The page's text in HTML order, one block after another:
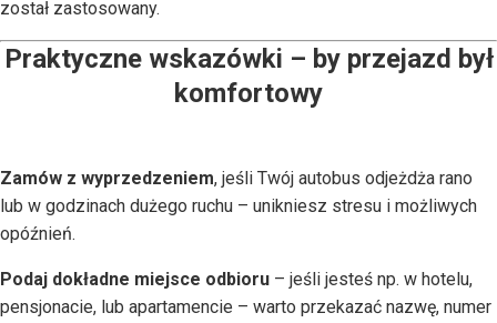
został zastosowany.
Praktyczne wskazówki – by przejazd był
komfortowy
Zamów z wyprzedzeniem, jeśli Twój autobus odjeżdża rano
lub w godzinach dużego ruchu – unikniesz stresu i możliwych
opóźnień.
Podaj dokładne miejsce odbioru – jeśli jesteś np. w hotelu,
pensjonacie, lub apartamencie – warto przekazać nazwę, numer